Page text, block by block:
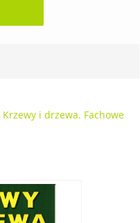
Krzewy i drzewa. Fachowe